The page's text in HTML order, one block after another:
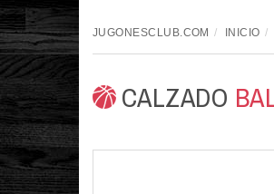
JUGONESCLUB.COM INICIO
CALZADO